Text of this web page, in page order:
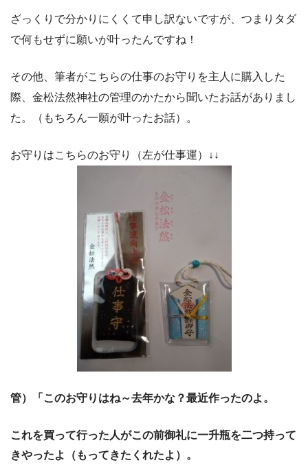
ざっくりで分かりにくくて申し訳ないですが、つまりタダ
で何もせずに願いが叶ったんですね！
その他、筆者がこちらの仕事のお守りを主人に購入した
際、金松法然神社の管理のかたから聞いたお話がありまし
た。（もちろん一願が叶ったお話）。
お守りはこちらのお守り（左が仕事運）↓↓
管）「このお守りはね～去年かな？最近作ったのよ。
これを買って行った人がこの前御礼に一升瓶を二つ持って
きやったよ（もってきたくれたよ）。